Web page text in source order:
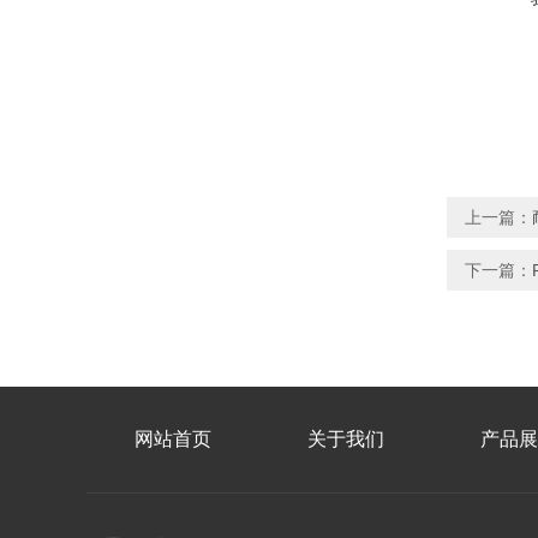
上一篇：
下一篇：
网站首页 关于我们 产品